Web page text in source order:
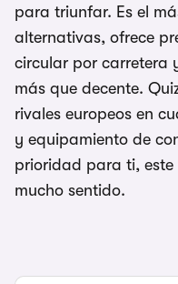
para triunfar. Es el
alternativas, ofrece
circular por carretera
más que decente.
rivales europeos en
y equipamiento de
prioridad para ti, este
mucho sentido.